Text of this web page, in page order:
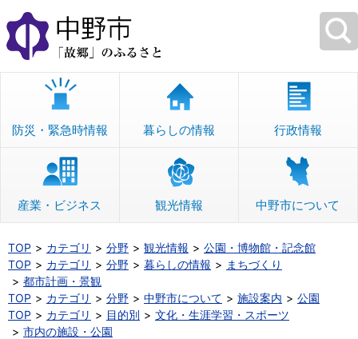
本
文
へ
移
防災・緊急時情報 暮らしの情報 行政情報
産業・ビジネス 観光情報 中野市について
TOP カテゴリ 分野 観光情報
公園・博物館・記念館
TOP
カテゴリ 分野 暮らしの情報
まちづくり
都市計画・景観
TOP
カテゴリ 分野 中野市について 施設案内
公園
TOP
カテゴリ 目的別
文化・生涯学習・スポーツ
市内の施設・公園